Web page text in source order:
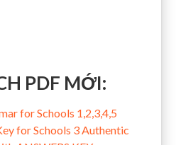
PDF MỚI:
for Schools 1,2,3,4,5
for Schools 3 Authentic